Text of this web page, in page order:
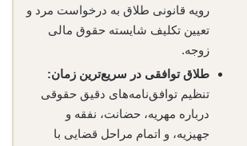
رویه قانونی طلاق به درخواست مرد و
تعیین تکلیف شایسته حقوق مالی
زوجه.
طلاق توافقی در سریع‌ترین زمان:
تنظیم توافق‌نامه‌های دقیق حقوقی
درباره مهریه، حضانت، نفقه و
جهیزیه، و اتمام مراحل قضایی با